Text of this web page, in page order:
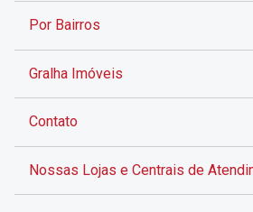
Por Bairros
Gralha Imóveis
Contato
Nossas Lojas e Centrais de